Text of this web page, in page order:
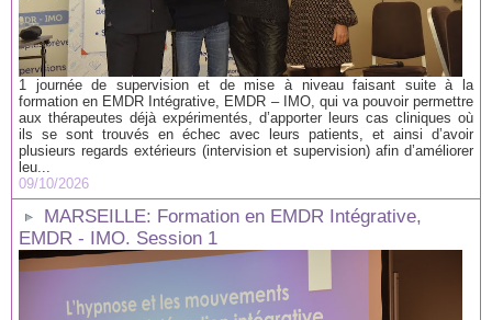
1 journée de supervision et de mise à niveau faisant suite à la
formation en EMDR Intégrative, EMDR – IMO, qui va pouvoir permettre
aux thérapeutes déjà expérimentés, d’apporter leurs cas cliniques où
ils se sont trouvés en échec avec leurs patients, et ainsi d’avoir
plusieurs regards extérieurs (intervision et supervision) afin d’améliorer
leu...
09/10/2026
MARSEILLE: Formation en EMDR Intégrative,
EMDR - IMO. Session 1